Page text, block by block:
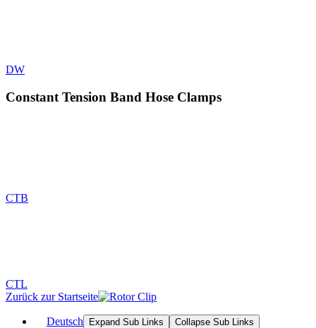
DW
Constant Tension Band Hose Clamps
CTB
CTL
Zurück zur Startseite
Deutsch Expand Sub Links Collapse Sub Links